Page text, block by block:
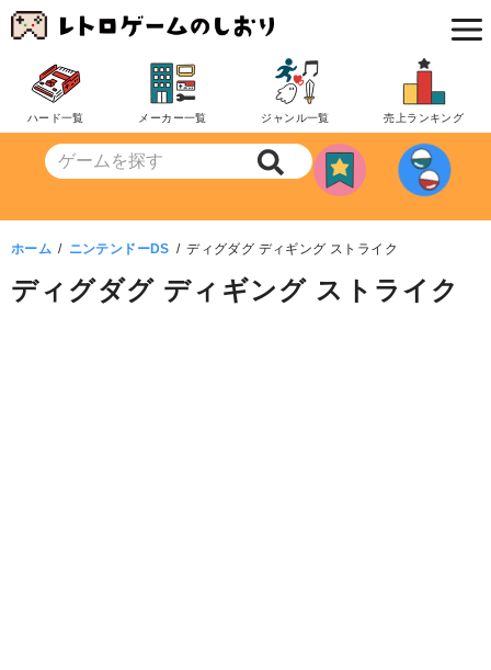
コ
ン
ツ
動
ハード一覧 メーカー一覧 ジャンル一覧 売上ランキング
ホーム ニンテンドーDS ディグダグ ディギング ストライク
ディグダグ ディギング ストライク